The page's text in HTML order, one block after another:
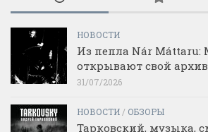
НОВОСТИ
Из пепла Nár Máttaru:
открывают свой архив
31/07/2026
НОВОСТИ / ОБЗОРЫ
Тарковский, музыка,